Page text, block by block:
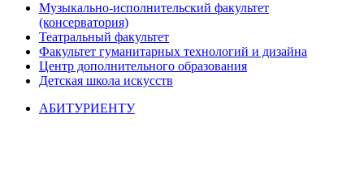
Музыкально-исполнительский факультет
(консерватория)
Театральный факультет
Факультет гуманитарных технологий и дизайна
Центр дополнительного образования
Детская школа искусств
АБИТУРИЕНТУ